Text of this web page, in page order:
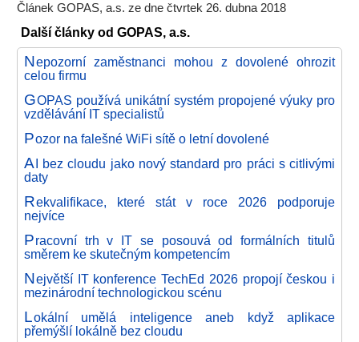
Článek GOPAS, a.s. ze dne čtvrtek 26. dubna 2018
Další články od GOPAS, a.s.
Nepozorní zaměstnanci mohou z dovolené ohrozit
celou firmu
GOPAS používá unikátní systém propojené výuky pro
vzdělávání IT specialistů
Pozor na falešné WiFi sítě o letní dovolené
AI bez cloudu jako nový standard pro práci s citlivými
daty
Rekvalifikace, které stát v roce 2026 podporuje
nejvíce
Pracovní trh v IT se posouvá od formálních titulů
směrem ke skutečným kompetencím
Největší IT konference TechEd 2026 propojí českou i
mezinárodní technologickou scénu
Lokální umělá inteligence aneb když aplikace
přemýšlí lokálně bez cloudu